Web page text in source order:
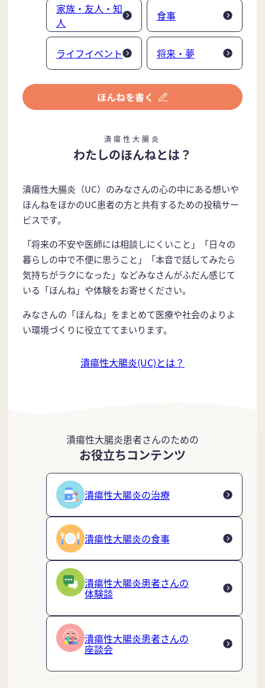
家族・友人・知
人
食事
ライフイベント 将来・夢
潰瘍性大腸炎
わたしのほんねとは？
潰瘍性大腸炎（UC）のみなさんの心の中にある想いや
ほんねをほかのUC患者の方と共有するための投稿サー
ビスです。
「将来の不安や医師には相談しにくいこと」「日々の
暮らしの中で不便に思うこと」「本音で話してみたら
気持ちがラクになった」などみなさんがふだん感じて
いる「ほんね」や体験をお寄せください。
みなさんの「ほんね」をまとめて医療や社会のよりよ
い環境づくりに役立ててまいります。
潰瘍性大腸炎(UC)とは？
潰瘍性大腸炎患者さんのための
お役立ちコンテンツ
潰瘍性大腸炎の治療
潰瘍性大腸炎の食事
潰瘍性大腸炎患者さんの
体験談
潰瘍性大腸炎患者さんの
座談会